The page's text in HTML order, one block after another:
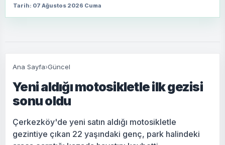
Tarih: 07 Ağustos 2026 Cuma
Ana Sayfa›Güncel
Yeni aldığı motosikletle ilk gezisi
sonu oldu
Çerkezköy'de yeni satın aldığı motosikletle
gezintiye çıkan 22 yaşındaki genç, park halindeki